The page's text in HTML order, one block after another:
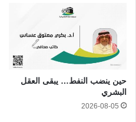
حين ينضب النفط… يبقى العقل
البشري
2026-08-05